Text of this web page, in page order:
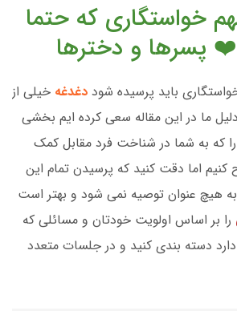
مهم خواستگاری که حتما
❤️ پسرها و دخترها
باید پرسیده شود دغدغه خیلی از
ما در این مقاله سعی کرده ایم بخشی
را که به شما در شناخت فرد مقابل کمک
کنیم اما دقت کنید که پرسیدن تمام این
هیچ عنوان توصیه نمی شود و بهتر است
را بر اساس اولویت خودتان و مسائلی که
دسته بندی کنید و در جلسات متعدد